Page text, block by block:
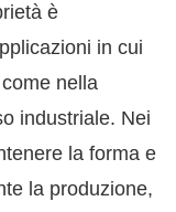
è
in cui
nella
industriale. Nei
la forma e
la produzione,